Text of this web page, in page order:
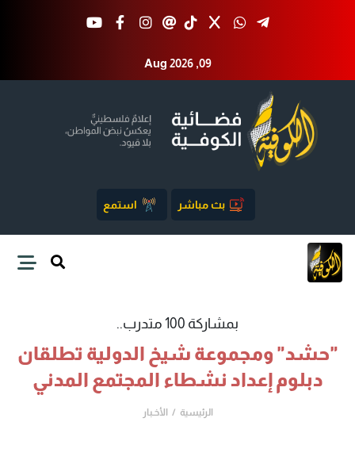
Aug 2026 ,09
بث مباشر استمع
بمشاركة 100 متدرب..
"حشد" ومجموعة شيخ الدولية تطلقان
دبلوم إعداد نشطاء المجتمع المدني
الرئيسية الأخـبار